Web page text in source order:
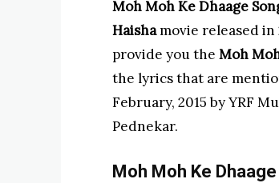
Moh Moh Ke Dhaage
Haishamovie released in
provide you the Moh
the lyrics that are
February, 2015 by YRF
Pednekar.
Moh Moh Ke